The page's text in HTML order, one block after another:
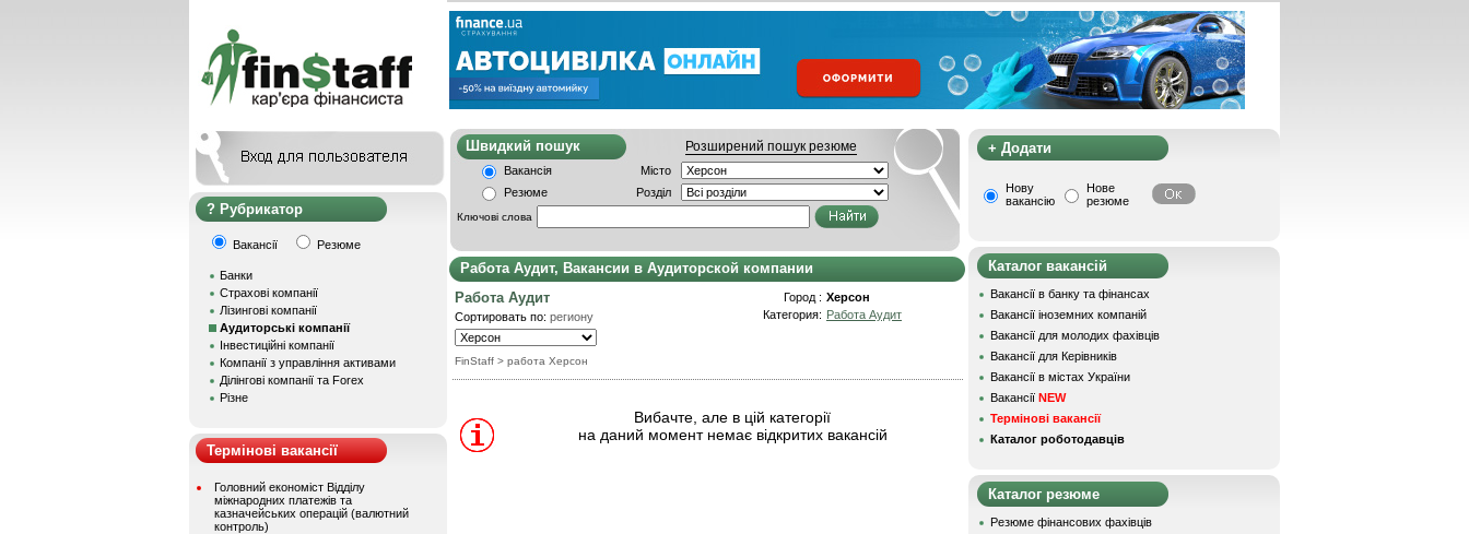
Рубрикатор
Вакансії Резюме
Банки
Страхові компанії
Лізингові компанії
Аудиторські компанії
Інвестиційні компанії
Компанії з управління активами
Ділінгові компанії та Forex
Різне
Термінові вакансії
Головний економіст Відділу
міжнародних платежів та
казначейських операцій (валютний
контроль)
Швидкий пошук Розширений пошук резюме
Вакансія
Місто
Резюме
Розділ
Ключові слова
Работа Аудит, Вакансии в Аудиторской компании
Работа Аудит
Сортировать по: региону
FinStaff > работа Херсон
Город : Херсон
Категория: Работа Аудит
Вибачте, але в цій категорії
на даний момент немає відкритих вакансій
+ Додати
Нову
вакансію
Нове
резюме
Каталог вакансій
Вакансії в банку та фінансах
Вакансії іноземних компаній
Вакансії для молодих фахівців
Вакансії для Керівників
Вакансії в містах України
Вакансії NEW
Термінові вакансії
Каталог роботодавців
Каталог резюме
Резюме фінансових фахівців